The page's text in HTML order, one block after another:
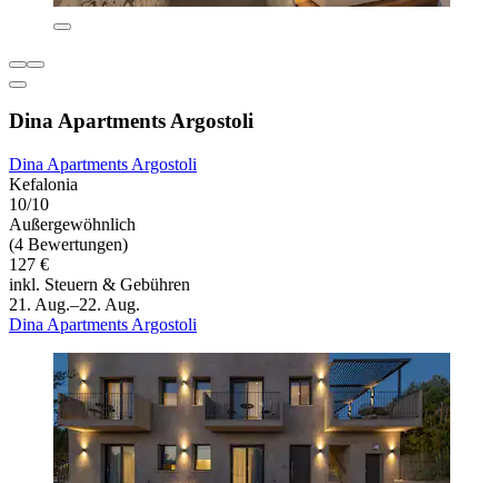
Dina Apartments Argostoli
Dina Apartments Argostoli
Kefalonia
10/10
Außergewöhnlich
(4 Bewertungen)
127 €
inkl. Steuern & Gebühren
21. Aug.–22. Aug.
Dina Apartments Argostoli